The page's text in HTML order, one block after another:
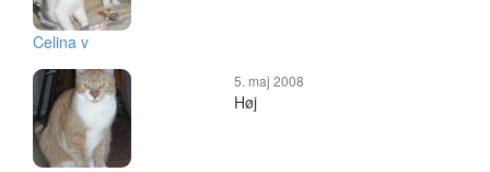
Celina v
5. maj 2008
Høj